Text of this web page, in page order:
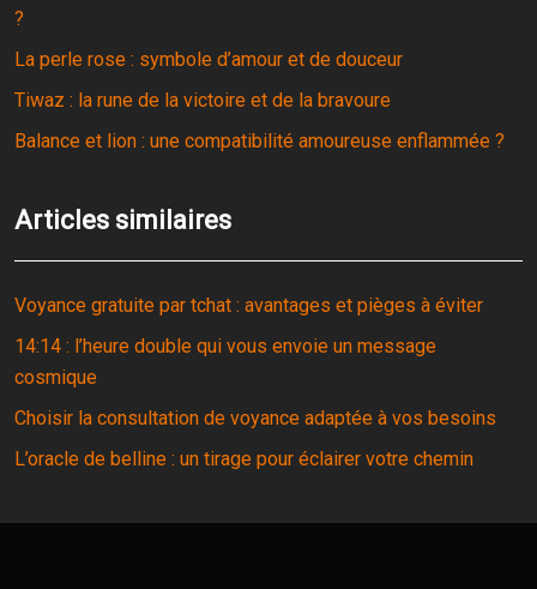
?
La perle rose : symbole d’amour et de douceur
Tiwaz : la rune de la victoire et de la bravoure
Balance et lion : une compatibilité amoureuse enflammée ?
Articles similaires
Voyance gratuite par tchat : avantages et pièges à éviter
14:14 : l’heure double qui vous envoie un message
cosmique
Choisir la consultation de voyance adaptée à vos besoins
L’oracle de belline : un tirage pour éclairer votre chemin